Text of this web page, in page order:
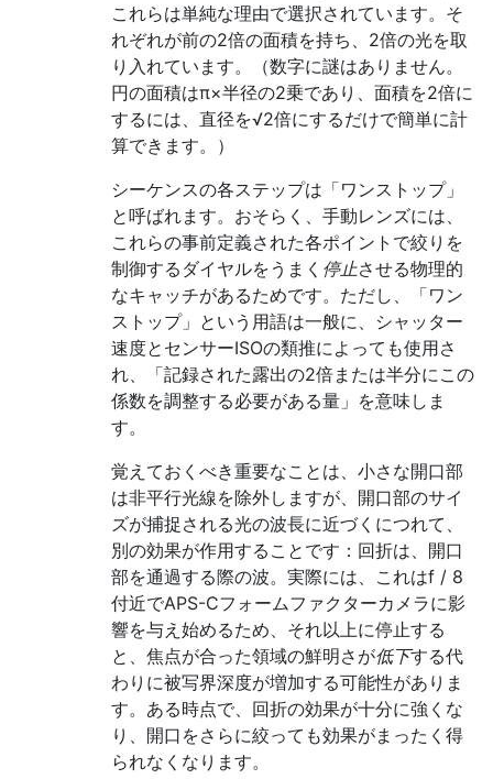
これらは単純な理由で選択されています。そ
れぞれが前の2倍の面積を持ち、2倍の光を取
り入れています。（数字に謎はありません。
円の面積はπ×半径の2乗であり、面積を2倍に
するには、直径を√2倍にするだけで簡単に計
算できます。）
シーケンスの各ステップは「ワンストップ」
と呼ばれます。おそらく、手動レンズには、
これらの事前定義された各ポイントで絞りを
制御するダイヤルをうまく 停止させる物理的
なキャッチがあるためです。ただし、「ワン
ストップ」という用語は一般に、シャッター
速度とセンサーISOの類推によっても使用さ
れ、「記録された露出の2倍または半分にこの
係数を調整する必要がある量」を意味しま
す。
覚えておくべき重要なことは、小さな開口部
は非平行光線を除外しますが、開口部のサイ
ズが捕捉される光の波長に近づくにつれて、
別の効果が作用することです：回折は、開口
部を通過する際の波。実際には、これはf / 8
付近でAPS-Cフォームファクターカメラに影
響を与え始めるため、それ以上に停止する
と、焦点が合った領域の鮮明さが低下する代
わりに被写界深度が増加する可能性がありま
す。ある時点で、回折の効果が十分に強くな
り、開口をさらに絞っても効果がまったく得
られなくなります。